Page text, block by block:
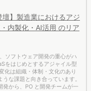
内製化・AI活用 のリア
フトウェア開発の重心がハ
をはじめとするアジャイル型
化は組織・体制・文化のあり
な課題と向き合っています。
から、PO と開発チームが一